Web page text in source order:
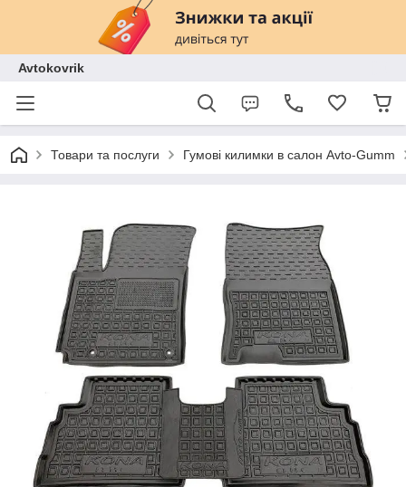
Avtokovrik
Товари та послуги Гумові килимки в салон Avto-Gumm